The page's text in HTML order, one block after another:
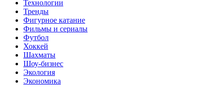
Технологии
Тренды
Фигурное катание
Фильмы и сериалы
Футбол
Хоккей
Шахматы
Шоу-бизнес
Экология
Экономика